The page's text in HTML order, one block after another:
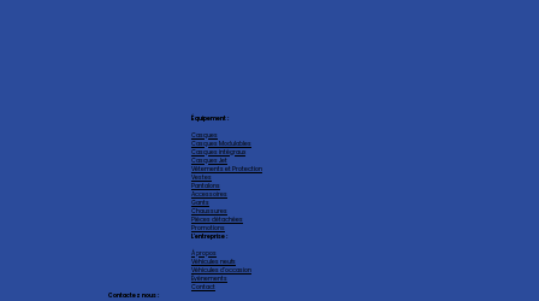
Équipement :
Casques
Casques Modulables
Casques intégraux
Casques Jet
Vêtements et Protection
Vestes
Pantalons
Accessoires
Gants
Chaussures
Pièces détachées
Promotions
L'entreprise :
À propos
Véhicules neufs
Véhicules d'occasion
Événements
Contact
Contactez nous :